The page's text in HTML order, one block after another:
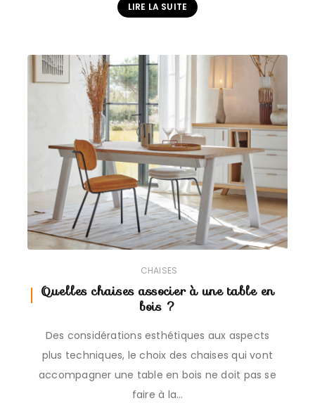
LIRE LA SUITE
CHAISES
Quelles chaises associer à une table en
bois ?
Des considérations esthétiques aux aspects
plus techniques, le choix des chaises qui vont
accompagner une table en bois ne doit pas se
faire à la…